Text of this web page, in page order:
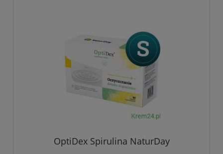
OptiDex Spirulina NaturDay